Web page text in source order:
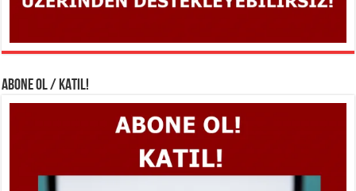
ABONE OL / KATIL!